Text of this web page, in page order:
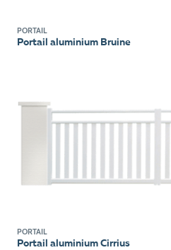
PORTAIL
Portail aluminium Bruine
PORTAIL
Portail aluminium Cirrius